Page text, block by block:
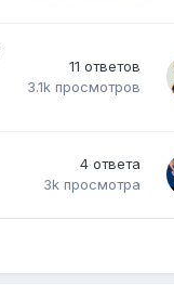
11 ответов
3.1k просмотров
4 ответа
3k просмотра